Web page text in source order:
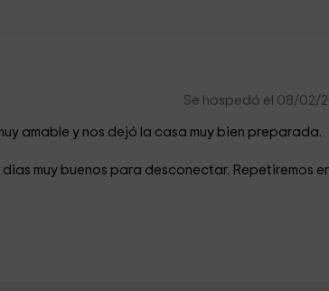
Se hospedó el 08/02/
amable y nos dejó la casa muy bien preparada.
muy buenos para desconectar. Repetiremos